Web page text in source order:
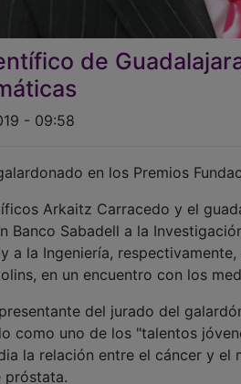
de
- 09:58
en los Premios
Arkaitz Carracedo y el
Banco Sabadell a la
a la Ingeniería,
en un encuentro con los
del jurado del
como uno de los "talentos
la relación entre el cáncer y
próstata.